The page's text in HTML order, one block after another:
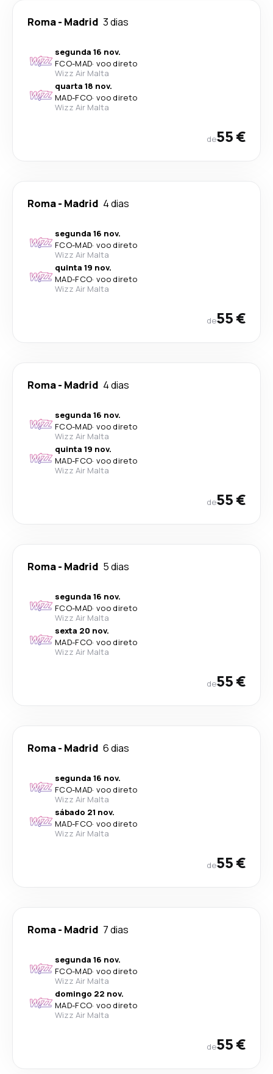
Roma- Madrid 3 dias
segunda 16 nov.
FCO-MAD· voo direto
Wizz Air Malta
quarta 18 nov.
MAD-FCO· voo direto
Wizz Air Malta
de55 €
Roma- Madrid 4 dias
segunda 16 nov.
FCO-MAD· voo direto
Wizz Air Malta
quinta 19 nov.
MAD-FCO· voo direto
Wizz Air Malta
de55 €
Roma- Madrid 4 dias
segunda 16 nov.
FCO-MAD· voo direto
Wizz Air Malta
quinta 19 nov.
MAD-FCO· voo direto
Wizz Air Malta
de55 €
Roma- Madrid 5 dias
segunda 16 nov.
FCO-MAD· voo direto
Wizz Air Malta
sexta 20 nov.
MAD-FCO· voo direto
Wizz Air Malta
de55 €
Roma- Madrid 6 dias
segunda 16 nov.
FCO-MAD· voo direto
Wizz Air Malta
sábado 21 nov.
MAD-FCO· voo direto
Wizz Air Malta
de55 €
Roma- Madrid 7 dias
segunda 16 nov.
FCO-MAD· voo direto
Wizz Air Malta
domingo 22 nov.
MAD-FCO· voo direto
Wizz Air Malta
de55 €